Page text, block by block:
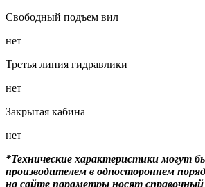
Свободный подъем вил
нет
Третья линия гидравлики
нет
Закрытая кабина
нет
*Технические характеристики могут
производителем в одностороннем
на сайте параметры носят справочный